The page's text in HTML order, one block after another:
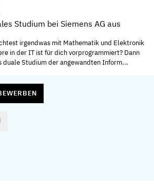
Studium bei Siemens AG aus
irgendwas mit Mathematik und Elektronik
in der IT ist für dich vorprogrammiert? Dann
duale Studium der angewandten Inform...